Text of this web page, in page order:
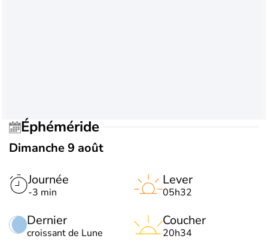
Éphéméride
Dimanche 9 août
Journée
-3 min
Dernier
croissant de Lune
Lever
05h32
Coucher
20h34